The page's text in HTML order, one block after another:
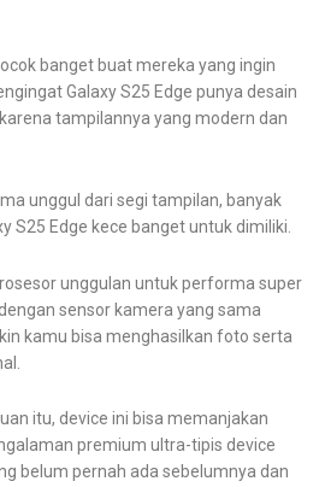
banget buat mereka yang ingin
Galaxy S25 Edge punya desain
tampilannya yang modern dan
unggul dari segi tampilan, banyak
S25 Edge kece banget untuk dimiliki.
unggulan untuk performa super
sensor kamera yang sama
kamu bisa menghasilkan foto serta
itu, device ini bisa memanjakan
premium ultra-tipis device
belum pernah ada sebelumnya dan